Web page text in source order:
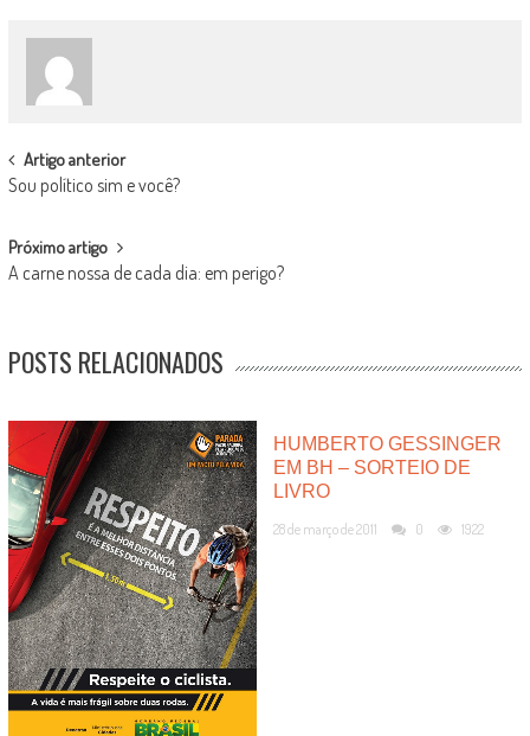
POST
NAVIGATION
Artigo anterior
Sou político sim e você?
Próximo artigo
A carne nossa de cada dia: em perigo?
POSTS RELACIONADOS
HUMBERTO GESSINGER
EM BH – SORTEIO DE
LIVRO
28 de março de 2011 0 1922